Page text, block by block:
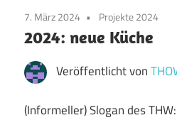
7. März 2024 Projekte 2024
2024: neue Küche
Veröffentlicht von
(Informeller) Slogan des